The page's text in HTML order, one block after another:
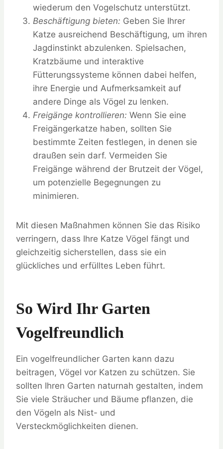
wiederum den Vogelschutz unterstützt.
Beschäftigung bieten: Geben Sie Ihrer
Katze ausreichend Beschäftigung, um ihren
Jagdinstinkt abzulenken. Spielsachen,
Kratzbäume und interaktive
Fütterungssysteme können dabei helfen,
ihre Energie und Aufmerksamkeit auf
andere Dinge als Vögel zu lenken.
Freigänge kontrollieren: Wenn Sie eine
Freigängerkatze haben, sollten Sie
bestimmte Zeiten festlegen, in denen sie
draußen sein darf. Vermeiden Sie
Freigänge während der Brutzeit der Vögel,
um potenzielle Begegnungen zu
minimieren.
Mit diesen Maßnahmen können Sie das Risiko
verringern, dass Ihre Katze Vögel fängt und
gleichzeitig sicherstellen, dass sie ein
glückliches und erfülltes Leben führt.
So Wird Ihr Garten
Vogelfreundlich
Ein vogelfreundlicher Garten kann dazu
beitragen, Vögel vor Katzen zu schützen. Sie
sollten Ihren Garten naturnah gestalten, indem
Sie viele Sträucher und Bäume pflanzen, die
den Vögeln als Nist- und
Versteckmöglichkeiten dienen.